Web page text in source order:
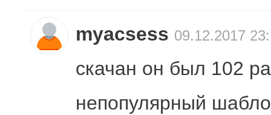
myacsess 09.12.2017
скачан он был 102
непопулярный